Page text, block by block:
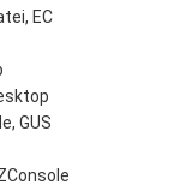
EC
GUS